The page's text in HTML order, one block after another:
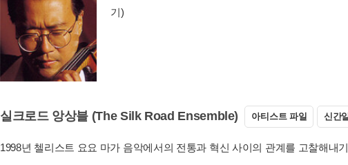
기)
실크로드 앙상블 (The Silk Road Ensemble) 아티스트 파일 신간
1998년 첼리스트 요요 마가 음악에서의 전통과 혁신 사이의 관계를 고찰해내